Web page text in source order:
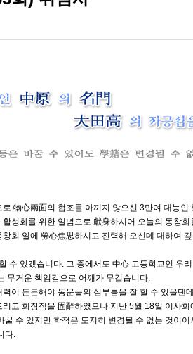
物心兩面의 협조를 아끼지 않으신 3만여 대능
성화를 위한 일념으로 獻身하시어 오늘의 동창
회 일에 勞心焦思하시고 진력해 오신데 대하여
수 있겠습니다. 그 중에서도 中心 고등학교인 우
무거운 책임감으로 어깨가 무겁습니다.
이 든든해야 동문들의 심부름을 잘 할 수 있을텐
고 회장직을 固辭하였으나 지난 5월 18일 이사
수 있지만 학적은 도저히 변경될 수 없는 것이
다.